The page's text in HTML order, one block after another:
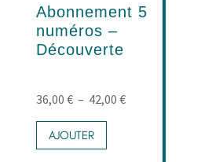
Abonnement 5
numéros –
Découverte
36,00€ – 42,00€Plage
AJOUTER
Ce